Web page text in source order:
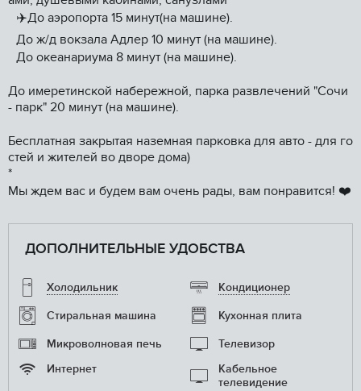
✈️До аэропорта 15 минут(на машине).
До ж/д вокзала Адлер 10 минут (на машине).
До океанариума 8 минут (на машине).
До имеретинской набережной, парка развлечений "Сочи
- парк" 20 минут (на машине).
Бесплатная закрытая наземная парковка для авто - для го
стей и жителей во дворе дома)
*
Мы ждем вас и будем вам очень рады, вам понравится! ❤️
ДОПОЛНИТЕЛЬНЫЕ УДОБСТВА
Холодильник Кондиционер
Стиральная машина Кухонная плита
Микроволновая печь
Телевизор
Интернет
Кабельное
телевидение